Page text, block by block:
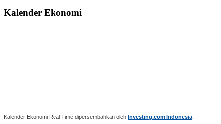
Kalender Ekonomi
Kalender Ekonomi Real Time dipersembahkan oleh Investing.com Indonesia